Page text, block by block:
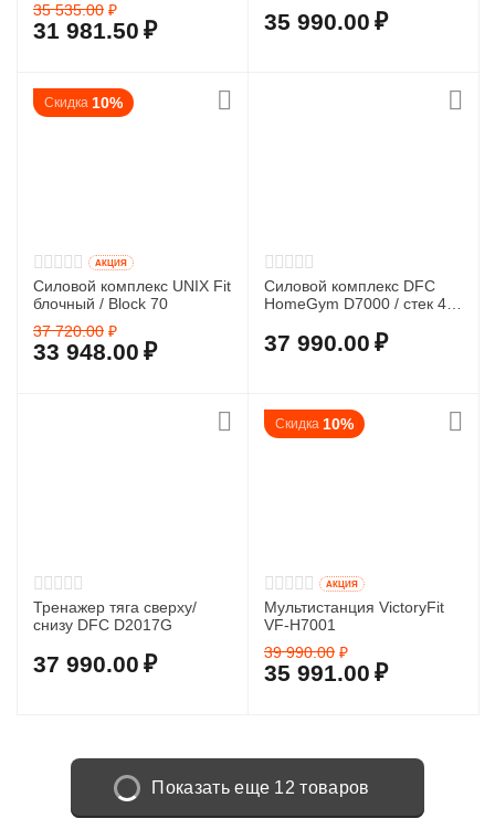
35 535.00 ₽
31 981.50 ₽ 35 990.00 ₽
Скидка 10%
AКЦИЯ
Силовой комплекс UNIX Fit
блочный / Block 70
37 720.00 ₽
33 948.00 ₽
Силовой комплекс DFC
HomeGym D7000 / стек 45
37 990.00 ₽
Тренажер тяга сверху/
снизу DFC D2017G
37 990.00 ₽
Скидка 10%
AКЦИЯ
Мультистанция VictoryFit
VF-H7001
39 990.00 ₽
35 991.00 ₽
Показать еще 12 товаров